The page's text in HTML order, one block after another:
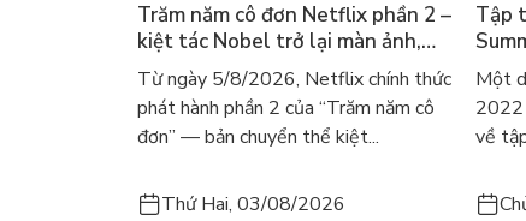
Trăm năm cô đơn Netflix phần 2 –
kiệt tác Nobel trở lại màn ảnh,
dòng người tìm đọc lại García
Márquez
Từ ngày 5/8/2026, Netflix chính thức
phát hành phần 2 của “Trăm năm cô
đơn” — bản chuyển thể kiệt...
Tập
ra
gây
Một
2022
về
Thứ Hai, 03/08/2026